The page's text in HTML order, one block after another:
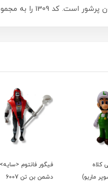
کنید و همیشه یک قدم جلوتر باشید!
کلاه
ماریو)
فیگور فانتوم <سایه>
دشمن بن تن 6007